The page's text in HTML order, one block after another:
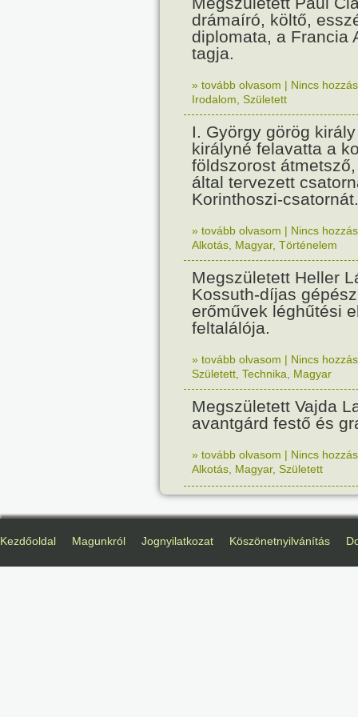
drámaíró, költő,
diplomata, a Francia
tagja.
» tovább olvasom | Nincs
Irodalom Született
I. György görög
királyné felavatta a
földszorost
által tervezett
Korinthoszi-csatornát.
» tovább olvasom | Nincs
Alkotás Magyar, Történelem
Megszületett Heller
Kossuth-díjas
erőművek léghűtési
feltalálója.
» tovább olvasom | Nincs
Született Technika Magyar
Megszületett Vajda
avantgárd festő és
» tovább olvasom | Nincs
Alkotás Magyar, Született
Kezdőoldal Magunkról Jognyilatkozat Köszönetnyilvánítás